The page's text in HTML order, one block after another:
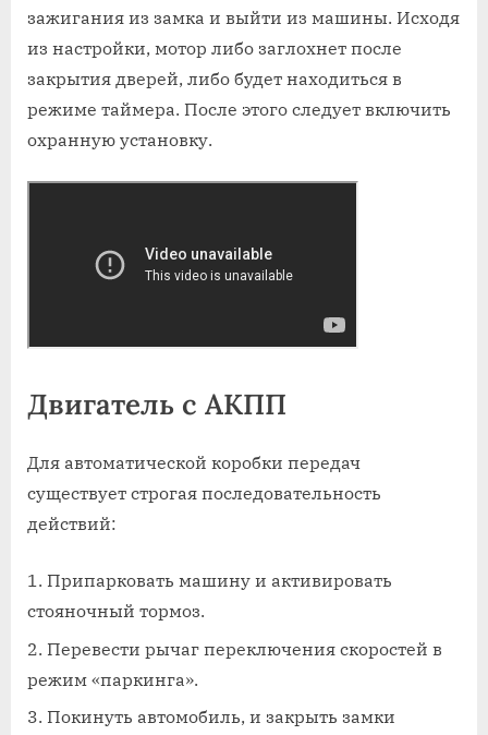
зажигания из замка и выйти из машины. Исходя
из настройки, мотор либо заглохнет после
закрытия дверей, либо будет находиться в
режиме таймера. После этого следует включить
охранную установку.
Двигатель с АКПП
Для автоматической коробки передач
существует строгая последовательность
действий:
Припарковать машину и активировать
стояночный тормоз.
Перевести рычаг переключения скоростей в
режим «паркинга».
Покинуть автомобиль, и закрыть замки